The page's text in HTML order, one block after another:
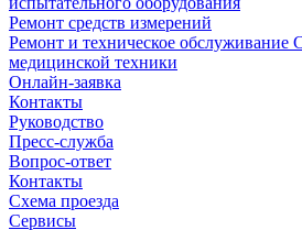
Ремонт средств измерений
Ремонт и техническое обслуживание
медицинской техники
Онлайн-заявка
Контакты
Руководство
Пресс-служба
Вопрос-ответ
Контакты
Схема проезда
Сервисы